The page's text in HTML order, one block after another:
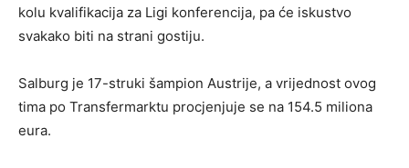
kolu kvalifikacija za Ligi konferencija, pa će iskustvo
svakako biti na strani gostiju.
Salburg je 17-struki šampion Austrije, a vrijednost ovog
tima po Transfermarktu procjenjuje se na 154.5 miliona
eura.